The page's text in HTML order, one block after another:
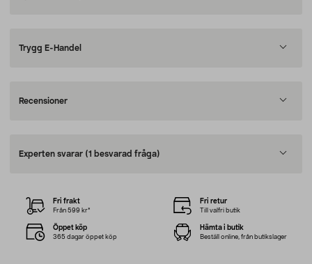
Trygg E-Handel
Recensioner
Experten svarar (1 besvarad fråga)
Fri frakt
Från 599 kr*
Fri retur
Till valfri butik
Öppet köp
365 dagar öppet köp
Hämta i butik
Beställ online, från butikslager